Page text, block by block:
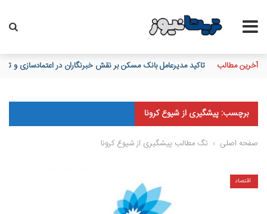
آخرین مطالب تاکید مدیرعامل بانک مسکن بر نقش خبرنگاران در اعتمادسازی و
برچسب: پیشگیری از شیوع کرونا
صفحه اصلی › تگ مطالب پیشگیری از شیوع کرونا
اقتصاد